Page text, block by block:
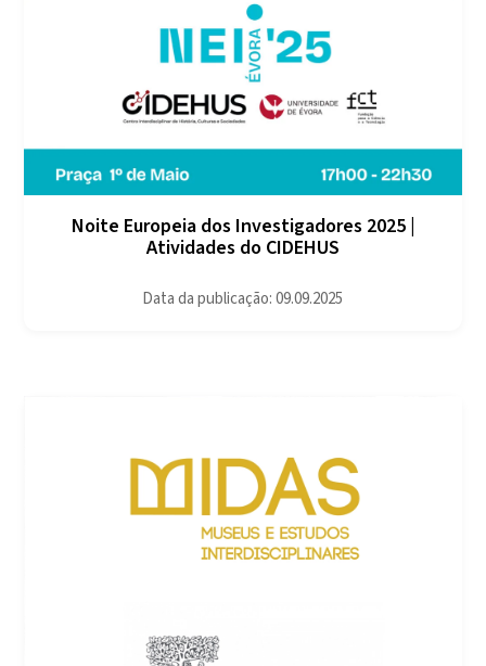
Noite Europeia dos Investigadores 2025 |
Atividades do CIDEHUS
Data da publicação: 09.09.2025